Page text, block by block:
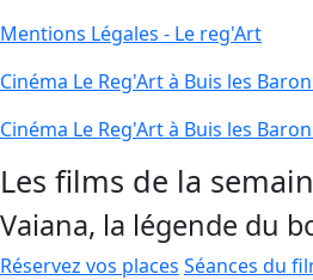
Mentions Légales - Le reg'Art
Cinéma Le Reg'Art à Buis les
Cinéma Le Reg'Art à Buis les
Les films de la
Vaiana, la légende du
Réservez vos places Séances du